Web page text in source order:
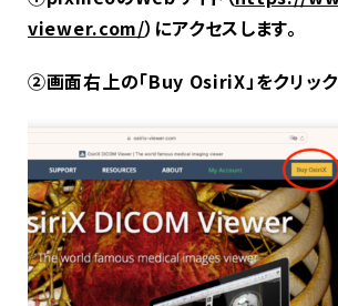
viewer.com/）にアクセスします。
②画面右上の「Buy OsiriX」をクリック